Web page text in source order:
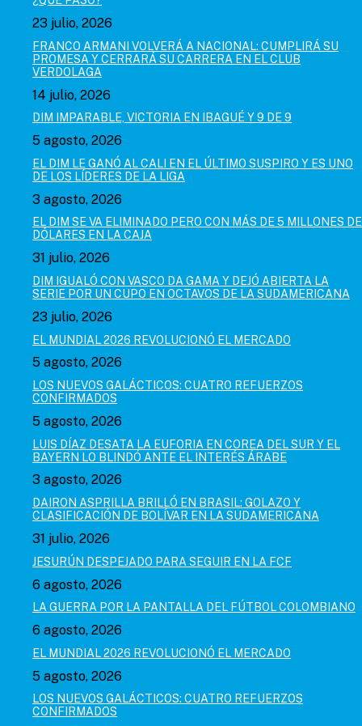
23 julio, 2026
FRANCO ARMANI VOLVERÁ A NACIONAL: CUMPLIRÁ SU
PROMESA Y CERRARÁ SU CARRERA EN EL CLUB
VERDOLAGA
14 julio, 2026
DIM IMPARABLE, VICTORIA EN IBAGUÉ Y 9 DE 9
5 agosto, 2026
EL DIM LE GANÓ AL CALI EN EL ÚLTIMO SUSPIRO Y ES UNO
DE LOS LÍDERES DE LA LIGA
3 agosto, 2026
EL DIM SE VA ELIMINADO PERO CON MÁS DE 5 MILLONES DE
DÓLARES EN LA CAJA
31 julio, 2026
DIM IGUALÓ CON VASCO DA GAMA Y DEJÓ ABIERTA LA
SERIE POR UN CUPO EN OCTAVOS DE LA SUDAMERICANA
23 julio, 2026
EL MUNDIAL 2026 REVOLUCIONÓ EL MERCADO
5 agosto, 2026
LOS NUEVOS GALÁCTICOS: CUATRO REFUERZOS
CONFIRMADOS
5 agosto, 2026
LUIS DÍAZ DESATA LA EUFORIA EN COREA DEL SUR Y EL
BAYERN LO BLINDÓ ANTE EL INTERÉS ÁRABE
3 agosto, 2026
DAIRON ASPRILLA BRILLÓ EN BRASIL: GOLAZO Y
CLASIFICACIÓN DE BOLÍVAR EN LA SUDAMERICANA
31 julio, 2026
JESURÚN DESPEJADO PARA SEGUIR EN LA FCF
6 agosto, 2026
LA GUERRA POR LA PANTALLA DEL FÚTBOL COLOMBIANO
6 agosto, 2026
EL MUNDIAL 2026 REVOLUCIONÓ EL MERCADO
5 agosto, 2026
LOS NUEVOS GALÁCTICOS: CUATRO REFUERZOS
CONFIRMADOS